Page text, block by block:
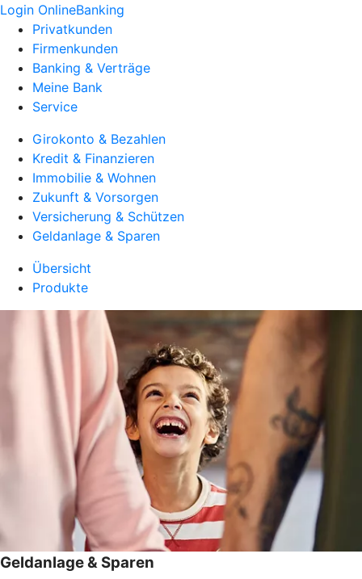
Login OnlineBanking
Privatkunden
Firmenkunden
Banking & Verträge
Meine Bank
Service
Girokonto & Bezahlen
Kredit & Finanzieren
Immobilie & Wohnen
Zukunft & Vorsorgen
Versicherung & Schützen
Geldanlage & Sparen
Übersicht
Produkte
Geldanlage & Sparen